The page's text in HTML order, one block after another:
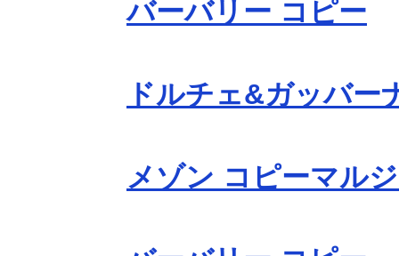
バーバリー コピー
ドルチェ&ガッバー
メゾン コピーマル